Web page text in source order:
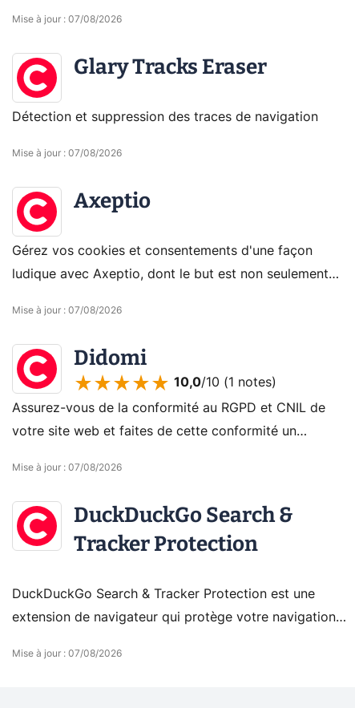
Mise à jour : 07/08/2026
Glary Tracks Eraser
Détection et suppression des traces de navigation
Mise à jour : 07/08/2026
Axeptio
Gérez vos cookies et consentements d'une façon
ludique avec Axeptio, dont le but est non seulement
confiance avec vos clients.
Mise à jour : 07/08/2026
Didomi
10,0/10 (1 notes)
Assurez-vous de la conformité au RGPD et CNIL de
votre site web et faites de cette conformité un
Mise à jour : 07/08/2026
DuckDuckGo Search &
Tracker Protection
DuckDuckGo Search & Tracker Protection est une
extension de navigateur qui protège votre navigation
Mise à jour : 07/08/2026